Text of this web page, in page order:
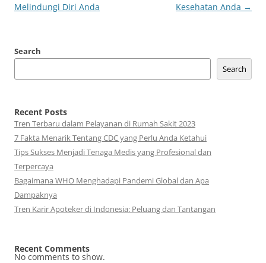
Melindungi Diri Anda
Kesehatan Anda →
Search
Search
Recent Posts
Tren Terbaru dalam Pelayanan di Rumah Sakit 2023
7 Fakta Menarik Tentang CDC yang Perlu Anda Ketahui
Tips Sukses Menjadi Tenaga Medis yang Profesional dan
Terpercaya
Bagaimana WHO Menghadapi Pandemi Global dan Apa
Dampaknya
Tren Karir Apoteker di Indonesia: Peluang dan Tantangan
Recent Comments
No comments to show.